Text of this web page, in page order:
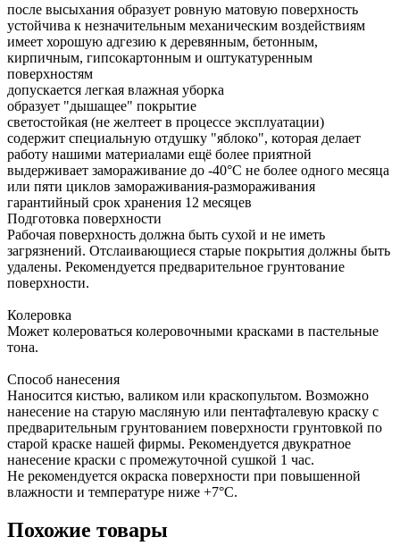
после высыхания образует ровную матовую поверхность
устойчива к незначительным механическим воздействиям
имеет хорошую адгезию к деревянным, бетонным,
кирпичным, гипсокартонным и оштукатуренным
поверхностям
допускается легкая влажная уборка
образует "дышащее" покрытие
светостойкая (не желтеет в процессе эксплуатации)
содержит специальную отдушку "яблоко", которая делает
работу нашими материалами ещё более приятной
выдерживает замораживание до -40°С не более одного месяца
или пяти циклов замораживания-размораживания
гарантийный срок хранения 12 месяцев
Подготовка поверхности
Рабочая поверхность должна быть сухой и не иметь
загрязнений. Отслаивающиеся старые покрытия должны быть
удалены. Рекомендуется предварительное грунтование
поверхности.
Колеровка
Может колероваться колеровочными красками в пастельные
тона.
Способ нанесения
Наносится кистью, валиком или краскопультом. Возможно
нанесение на старую масляную или пентафталевую краску с
предварительным грунтованием поверхности грунтовкой по
старой краске нашей фирмы. Рекомендуется двукратное
нанесение краски с промежуточной сушкой 1 час.
Не рекомендуется окраска поверхности при повышенной
влажности и температуре ниже +7°С.
Похожие товары